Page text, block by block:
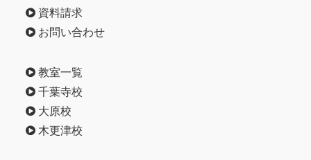
資料請求
お問い合わせ
教室一覧
千葉寺校
大原校
木更津校